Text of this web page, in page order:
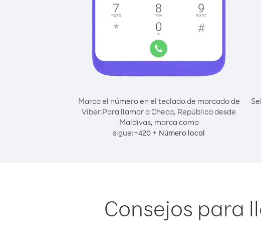
Marca el número en el teclado de marcado de
Viber.Para llamar a Checa, República desde
Maldivas, marca como
sigue:+420 + Número local
Consejos para